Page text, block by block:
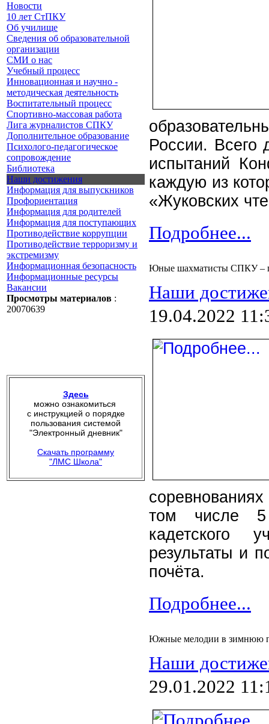
Новости
10 лет СтПКУ
Об училище
Сведения об образовательной
организации
СМИ о нас
Учебный процесс
Инновационная и научно -
методическая деятельность
Воспитательный процесс
Спортивно-массовая работа
Лига журналистов СПКУ
Дополнительное образование
Психолого-педагогическое
сопровождение
Библиотека
Наши достижения
Информация для выпускников
Профориентация
Информация для родителей
Информация для поступающих
Противодействие коррупции
Противодействие терроризму и
экстремизму
Информационная безопасность
Информационные ресурсы
Вакансии
Просмотры материалов :
20070639
Здесь
можно ознакомиться
с инструкцией о порядке
пользования системой
"Электронный дневник"
Скачать программу
"ЛМС Школа"
России. Всего
испытаний
каждую из
«Жуковских
Подробнее...
Юные шахматисты СПКУ –
Наши
19.04.2022
том числе 5
кадетского
результаты и
почёта.
Подробнее...
Южные мелодии в зимнюю
Наши
29.01.2022